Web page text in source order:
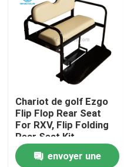
Au sujet de nous
Visite d'usine
Contrôle de qualité
Contact USA
Nouvelles
Chariot de golf Ezgo
Flip Flop Rear Seat
For RXV, Flip Folding
Rear Seat Kit
envoyer une